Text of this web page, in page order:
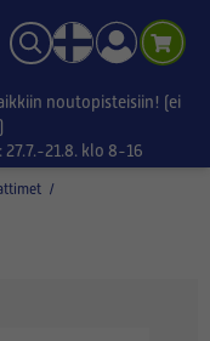
noutopisteisiin! (ei
21.8. klo 8-16
/